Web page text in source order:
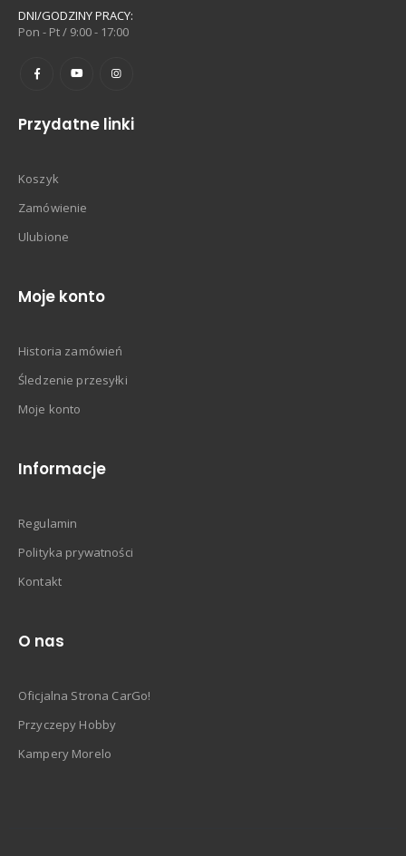
DNI/GODZINY PRACY:
Pon - Pt / 9:00 - 17:00
Przydatne linki
Koszyk
Zamówienie
Ulubione
Moje konto
Historia zamówień
Śledzenie przesyłki
Moje konto
Informacje
Regulamin
Polityka prywatności
Kontakt
O nas
Oficjalna Strona CarGo!
Przyczepy Hobby
Kampery Morelo